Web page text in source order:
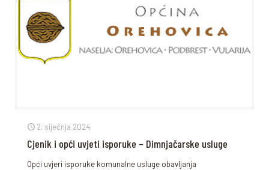
2. siječnja 2024.
Cjenik i opći uvjeti isporuke – Dimnjačarske usluge
Opći uvjeri isporuke komunalne usluge obavljanja